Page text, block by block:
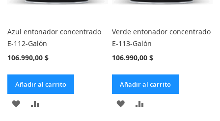
Azul entonador concentrado
E-112-Galón
106.990,00 $
Añadir al carrito
AÑADIR
Verde entonador concentrado
E-113-Galón
106.990,00 $
Añadir al carrito
AÑADIR